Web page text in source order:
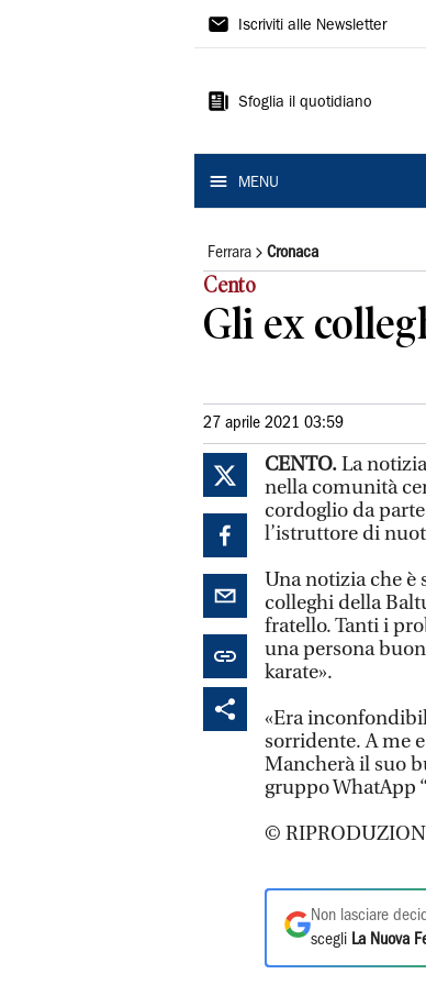
La
Ferrara
Iscriviti alle Newsletter
Sfoglia il quotidiano
MENU
Ferrara Cronaca
Cento
Gli ex
27 aprile 2021 03:59
CENTO.La
nella comunità
cordoglio da
l’istruttore di
Una notizia che è
colleghi della
fratello. Tanti i
una persona
karate».
«Era
sorridente. A me
Mancherà il suo
gruppo WhatApp
©
Non lasciare
scegli La Nuova